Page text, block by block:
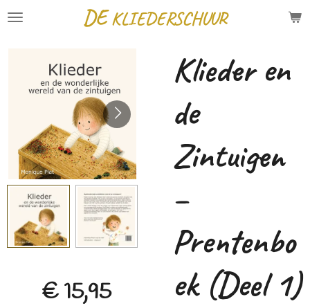
Ga
hoofdinhoud
DEKLIEDERSCHUUR
Klieder en
de
Zintuigen
–
Prentenbo
ek (Deel 1)
€ 15,95